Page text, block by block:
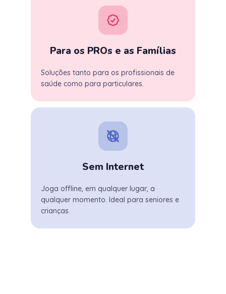
Para os PROs e as Famílias
Soluções tanto para os profissionais de
saúde como para particulares.
Sem Internet
Joga offline, em qualquer lugar, a
qualquer momento. Ideal para seniores e
crianças.